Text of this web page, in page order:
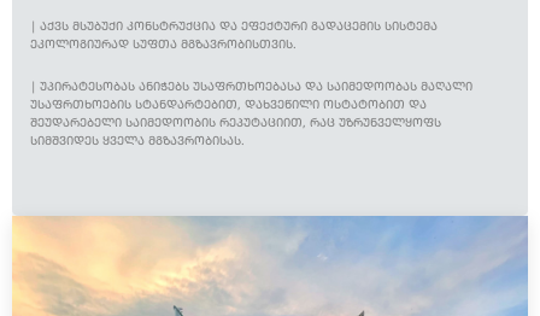
| ᲐᲥᲕᲡ ᲛᲡᲣᲑᲣᲥᲘ ᲙᲝᲜᲡᲢᲠᲣᲥᲪᲘᲐ ᲓᲐ ᲔᲤᲔᲥᲢᲣᲠᲘ ᲒᲐᲓᲐᲪᲔᲛᲘᲡ ᲡᲘᲡᲢᲔᲛᲐ
ᲔᲙᲝᲚᲝᲒᲘᲣᲠᲐᲓ ᲡᲣᲤᲗᲐ ᲛᲒᲖᲐᲕᲠᲝᲑᲘᲡᲗᲕᲘᲡ.
| ᲣᲞᲘᲠᲐᲢᲔᲡᲝᲑᲐᲡ ᲐᲜᲘᲭᲔᲑᲡ ᲣᲡᲐᲤᲠᲗᲮᲝᲔᲑᲐᲡᲐ ᲓᲐ ᲡᲐᲘᲛᲔᲓᲝᲝᲑᲐᲡ ᲛᲐᲦᲐᲚᲘ
ᲣᲡᲐᲤᲠᲗᲮᲝᲔᲑᲘᲡ ᲡᲢᲐᲜᲓᲐᲠᲢᲔᲑᲘᲗ, ᲓᲐᲮᲕᲔᲬᲘᲚᲘ ᲝᲡᲢᲐᲢᲝᲑᲘᲗ ᲓᲐ
ᲨᲔᲣᲓᲐᲠᲔᲑᲔᲚᲘ ᲡᲐᲘᲛᲔᲓᲝᲝᲑᲘᲡ ᲠᲔᲞᲣᲢᲐᲪᲘᲘᲗ, ᲠᲐᲪ ᲣᲖᲠᲣᲜᲕᲔᲚᲧᲝᲤᲡ
ᲡᲘᲛᲨᲕᲘᲓᲔᲡ ᲧᲕᲔᲚᲐ ᲛᲒᲖᲐᲕᲠᲝᲑᲘᲡᲐᲡ.